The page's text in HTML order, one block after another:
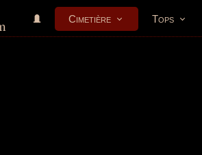
Cimetière Tops